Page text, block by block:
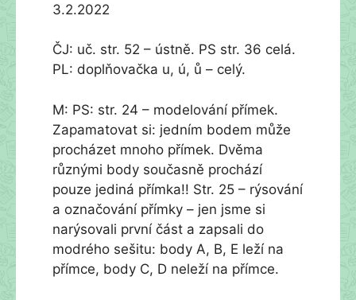
3.2.2022
ČJ: uč. str. 52 – ústně. PS str. 36 celá.
PL: doplňovačka u, ú, ů – celý.
M: PS: str. 24 – modelování přímek.
Zapamatovat si: jedním bodem může
procházet mnoho přímek. Dvěma
různými body současně prochází
pouze jediná přímka!! Str. 25 – rýsování
a označování přímky – jen jsme si
narýsovali první část a zapsali do
modrého sešitu: body A, B, E leží na
přímce, body C, D neleží na přímce.